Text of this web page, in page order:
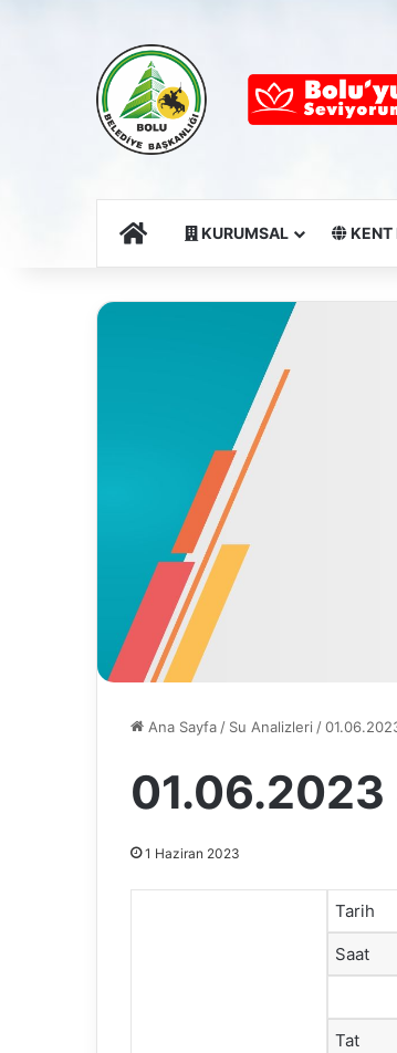
Ana SayfaKURUMSAL KENT
Ana Sayfa/ Su Analizleri /
01.06.2023
1 Haziran 2023
Tarih
Saat
Tat